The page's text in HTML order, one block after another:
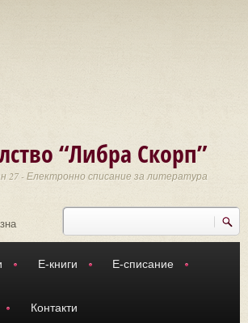
“Либра Скорп”
27 - Електронно списание за литература
Търси
Е-книги Е-списание
Контакти